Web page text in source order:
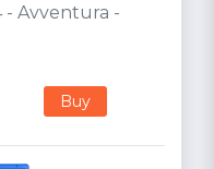
- Avventura -
Buy